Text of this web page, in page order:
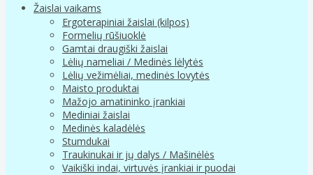
Žaislai vaikams
Ergoterapiniai žaislai (kilpos)
Formelių rūšiuoklė
Gamtai draugiški žaislai
Lėlių nameliai / Medinės lėlytės
Lėlių vežimėliai, medinės lovytės
Maisto produktai
Mažojo amatininko įrankiai
Mediniai žaislai
Medinės kaladėlės
Stumdukai
Traukinukai ir jų dalys / Mašinėlės
Vaikiški indai, virtuvės įrankiai ir puodai